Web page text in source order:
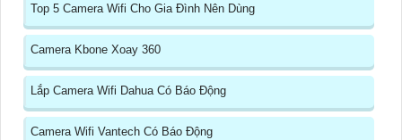
Top 5 Camera Wifi Cho Gia Đình Nên Dùng
Camera Kbone Xoay 360
Lắp Camera Wifi Dahua Có Báo Động
Camera Wifi Vantech Có Báo Động